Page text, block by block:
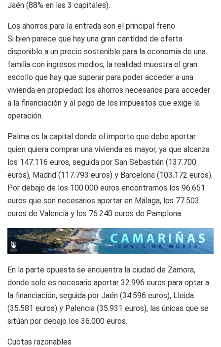
Jaén (88% en las 3 capitales).
Los ahorros para la entrada son el principal freno
Si bien parece que hay una gran cantidad de oferta
disponible a un precio sostenible para la economía de una
familia con ingresos medios, la realidad muestra el gran
escollo que hay que superar para poder acceder a una
vivienda en propiedad: los ahorros necesarios para acceder
a la financiación y al pago de los impuestos que exige la
operación.
Palma es la capital donde el importe que debe aportar
quien quiera comprar una vivienda es mayor, ya que alcanza
los 147.116 euros, seguida por San Sebastián (137.700
euros), Madrid (117.793 euros) y Barcelona (103.172 euros).
Por debajo de los 100.000 euros encontramos los 96.651
euros que son necesarios aportar en Málaga, los 77.503
euros de Valencia y los 76.240 euros de Pamplona.
En la parte opuesta se encuentra la ciudad de Zamora,
donde solo es necesario aportar 32.996 euros para optar a
la financiación, seguida por Jaén (34.596 euros), Lleida
(35.581 euros) y Palencia (35.931 euros), las únicas que se
sitúan por debajo los 36.000 euros.
Cuotas razonables